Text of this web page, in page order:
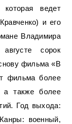
которая ведет
и его
Владимира
сорок
фильма «В
фильма более
а также более
Год выхода:
военный,